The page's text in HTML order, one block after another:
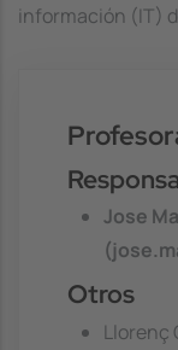
información (IT)
Jose
Otros
Llorenç